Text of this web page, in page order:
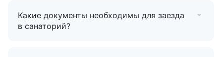
Какие документы необходимы для заезда
в санаторий?